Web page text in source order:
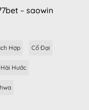
– saowin
Hợp Cổ Đại
Hài Hước